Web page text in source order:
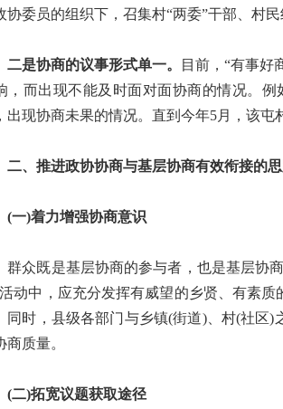
协委员的组织下，召集村“两委”干部、村
协商的议事形式单一。
目前，“有事好
，而出现不能及时面对面协商的情况。
出现协商未果的情况。直到今年5月，该屯
推进政协协商与基层协商有效衔接的
)着力增强协商意识
既是基层协商的参与者，也是基层协商
动中，应充分发挥有威望的乡贤、有素
同时，县级各部门与乡镇(街道)、村(社区
商质量。
)拓宽议题获取途径